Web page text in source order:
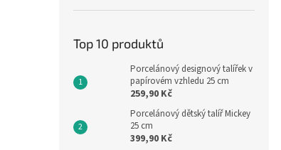
Top 10 produktů
Porcelánový designový talířek v
papírovém vzhledu 25 cm
259,90 Kč
Porcelánový dětský talíř Mickey
25 cm
399,90 Kč